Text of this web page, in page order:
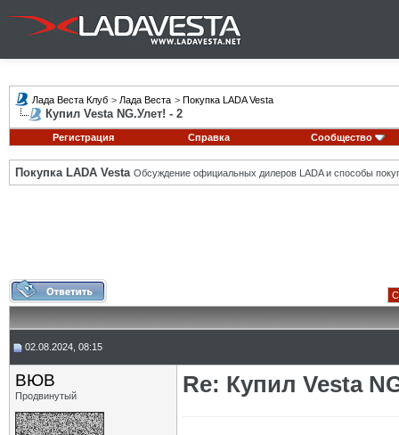
Лада Веста Клуб > Лада Веста > Покупка LADA Vesta
Купил Vesta NG.Улет! - 2
Регистрация Справка Сообщество
Покупка LADA Vesta Обсуждение официальных дилеров LADA и способы
02.08.2024, 08:15
ВЮВ
Продвинутый Re: Купил Vesta